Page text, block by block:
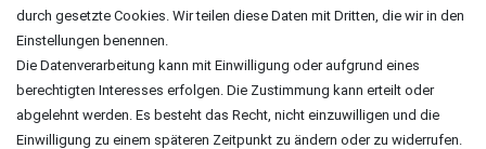
durch gesetzte Cookies. Wir teilen diese Daten mit Dritten, die wir in den
Einstellungen benennen.
Die Datenverarbeitung kann mit Einwilligung oder aufgrund eines
berechtigten Interesses erfolgen. Die Zustimmung kann erteilt oder
abgelehnt werden. Es besteht das Recht, nicht einzuwilligen und die
Einwilligung zu einem späteren Zeitpunkt zu ändern oder zu widerrufen.